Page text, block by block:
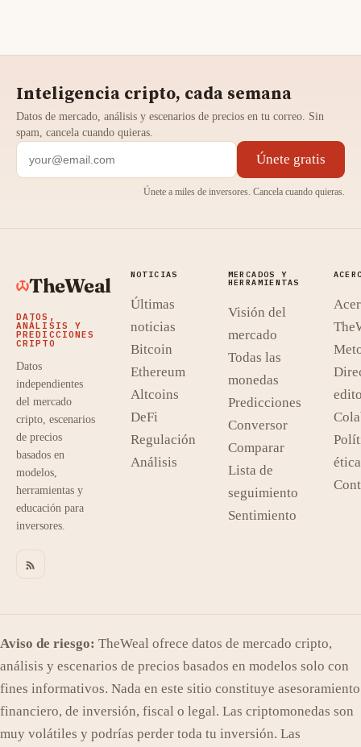
Inteligencia cripto, cada semana
Datos de mercado, análisis y escenarios de precios en tu correo. Sin
spam, cancela cuando quieras.
Únete gratis
Únete a miles de inversores. Cancela cuando quieras.
TheWeal
DATOS,
ANÁLISIS Y
PREDICCIONES
CRIPTO
Datos
independientes
del mercado
cripto, escenarios
de precios
basados en
modelos,
herramientas y
educación para
inversores.
NOTICIAS
Últimas
noticias
Bitcoin
Ethereum
Altcoins
DeFi
Regulación
Análisis
MERCADOS Y
HERRAMIENTAS
Visión del
mercado
Todas las
monedas
Predicciones
Conversor
Comparar
Lista de
seguimiento
Sentimiento
ética
Aviso de riesgo: TheWeal ofrece datos de mercado cripto,
análisis y escenarios de precios basados en modelos solo con
fines informativos. Nada en este sitio constituye asesoramiento
financiero, de inversión, fiscal o legal. Las criptomonedas son
muy volátiles y podrías perder toda tu inversión. Las